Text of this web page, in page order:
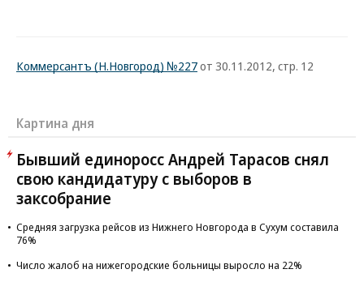
Коммерсантъ (Н.Новгород) №227от 30.11.2012, стр. 12
Картина дня
Бывший единоросс Андрей Тарасов снял
свою кандидатуру с выборов в
заксобрание
Средняя загрузка рейсов из Нижнего Новгорода в Сухум составила
76%
Число жалоб на нижегородские больницы выросло на 22%